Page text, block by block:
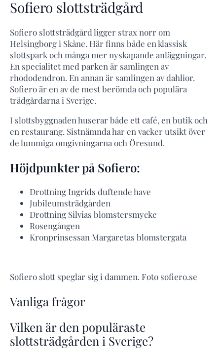
Sofiero slottsträdgård
Sofiero slottsträdgård ligger strax norr om
Helsingborg i Skåne. Här finns både en klassisk
slottspark och många mer nyskapande anläggningar.
En specialitet med parken är samlingen av
rhododendron. En annan är samlingen av dahlior.
Sofiero är en av de mest berömda och populära
trädgårdarna i Sverige.
I slottsbyggnaden huserar både ett café, en butik och
en restaurang. Sistnämnda har en vacker utsikt över
de lummiga omgivningarna och Öresund.
Höjdpunkter på Sofiero:
Drottning Ingrids duftende have
Jubileumsträdgården
Drottning Silvias blomstersmycke
Rosengången
Kronprinsessan Margaretas blomstergata
Sofiero slott speglar sig i dammen. Foto sofiero.se
Vanliga frågor
Vilken är den populäraste
slottsträdgården i Sverige?